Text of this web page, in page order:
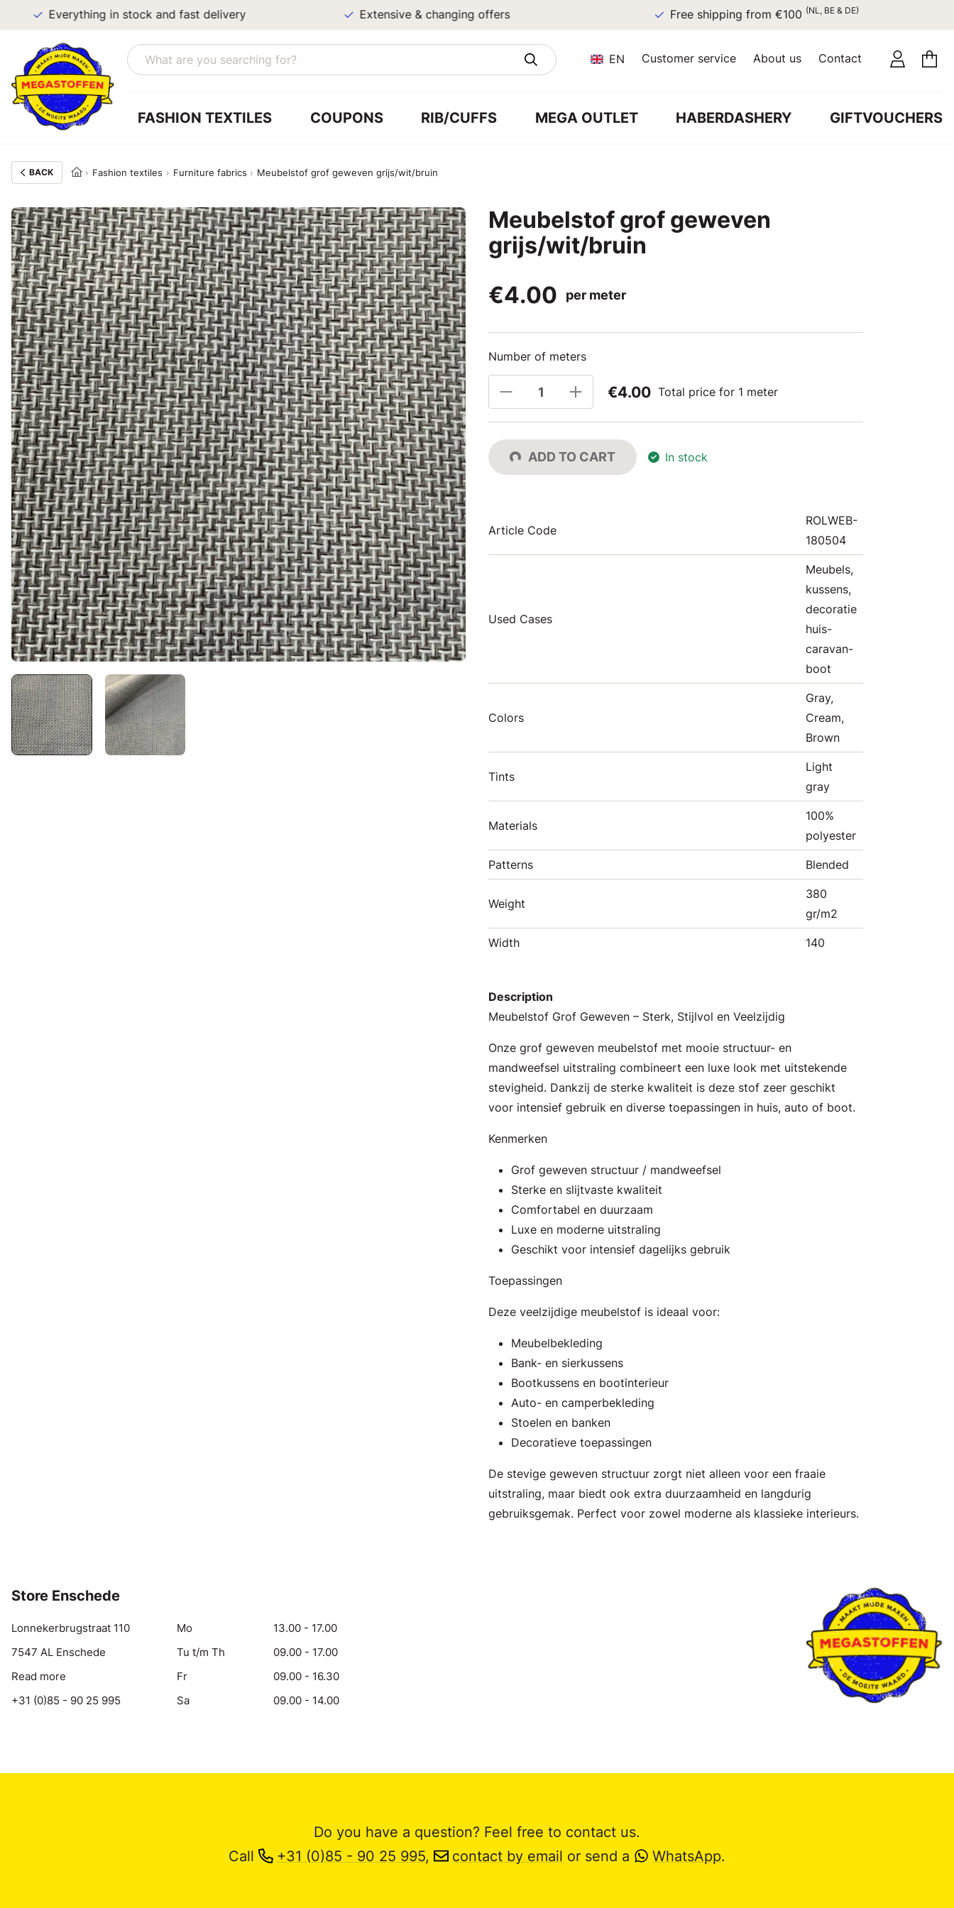
Everything in stock and fast delivery Extensive & changing offers Free shipping from €100(NL, BE & DE)
EN Customer service About us Contact
FASHION TEXTILES COUPONS RIB/CUFFS MEGA OUTLET HABERDASHERY GIFTVOUCHERS
BACK Fashion textiles Furniture fabrics Meubelstof grof geweven grijs/wit/bruin
Meubelstof grof geweven
grijs/wit/bruin
€4.00
per meter
Number of meters
€4.00 Total price for 1 meter
ADD TO CART In stock
Article Code
ROLWEB-
180504
Used Cases
Meubels,
kussens,
decoratie
huis-
caravan-
boot
Colors
Gray,
Cream,
Brown
Tints
Light
gray
Materials
100%
polyester
Patterns Blended
Weight
380
gr/m2
Width 140
Description
Meubelstof Grof Geweven – Sterk, Stijlvol en Veelzijdig
Onze grof geweven meubelstof met mooie structuur- en
mandweefsel uitstraling combineert een luxe look met uitstekende
stevigheid. Dankzij de sterke kwaliteit is deze stof zeer geschikt
voor intensief gebruik en diverse toepassingen in huis, auto of boot.
Kenmerken
Grof geweven structuur / mandweefsel
Sterke en slijtvaste kwaliteit
Comfortabel en duurzaam
Luxe en moderne uitstraling
Geschikt voor intensief dagelijks gebruik
Toepassingen
Deze veelzijdige meubelstof is ideaal voor:
Meubelbekleding
Bank- en sierkussens
Bootkussens en bootinterieur
Auto- en camperbekleding
Stoelen en banken
Decoratieve toepassingen
De stevige geweven structuur zorgt niet alleen voor een fraaie
uitstraling, maar biedt ook extra duurzaamheid en langdurig
gebruiksgemak. Perfect voor zowel moderne als klassieke interieurs.
Store Enschede
Lonnekerbrugstraat 110
7547 AL Enschede
Read more
+31 (0)85 - 90 25 995
Mo
13.00 - 17.00
Tu t/m Th
09.00 - 17.00
Fr
09.00 - 16.30
Sa
09.00 - 14.00
Do you have a question? Feel free to contact us.
Call
+31 (0)85 - 90 25 995, contact by email or send a WhatsApp.